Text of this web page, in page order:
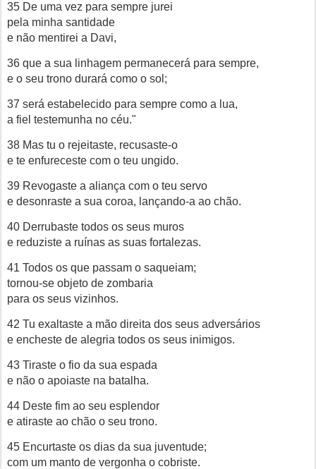
35 De uma vez para sempre jurei
pela minha santidade
e não mentirei a Davi,
36 que a sua linhagem permanecerá para sempre,
e o seu trono durará como o sol;
37 será estabelecido para sempre como a lua,
a fiel testemunha no céu."
38 Mas tu o rejeitaste, recusaste-o
e te enfureceste com o teu ungido.
39 Revogaste a aliança com o teu servo
e desonraste a sua coroa, lançando-a ao chão.
40 Derrubaste todos os seus muros
e reduziste a ruínas as suas fortalezas.
41 Todos os que passam o saqueiam;
tornou-se objeto de zombaria
para os seus vizinhos.
42 Tu exaltaste a mão direita dos seus adversários
e encheste de alegria todos os seus inimigos.
43 Tiraste o fio da sua espada
e não o apoiaste na batalha.
44 Deste fim ao seu esplendor
e atiraste ao chão o seu trono.
45 Encurtaste os dias da sua juventude;
com um manto de vergonha o cobriste.